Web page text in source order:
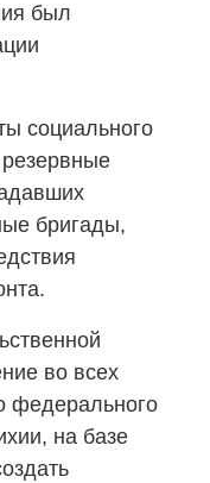
был
социального
бригады,
во всех
федерального
на базе